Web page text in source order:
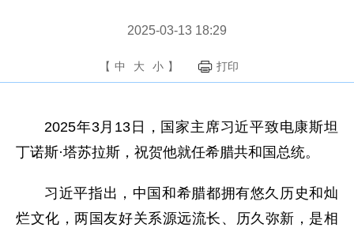
2025-03-13 18:29
【 中 大 小 】 打印
2025年3月13日，国家主席习近平致电康斯坦
丁诺斯·塔苏拉斯，祝贺他就任希腊共和国总统。
习近平指出，中国和希腊都拥有悠久历史和灿
烂文化，两国友好关系源远流长、历久弥新，是相